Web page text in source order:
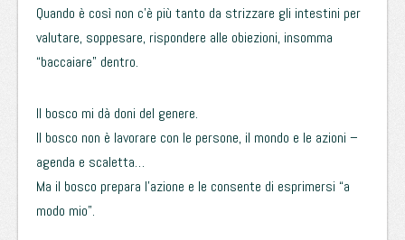
Quando è così non c’è più tanto da strizzare gli intestini per
valutare, soppesare, rispondere alle obiezioni, insomma
“baccaiare” dentro.
Il bosco mi dà doni del genere.
Il bosco non è lavorare con le persone, il mondo e le azioni –
agenda e scaletta…
Ma il bosco prepara l’azione e le consente di esprimersi “a
modo mio”.